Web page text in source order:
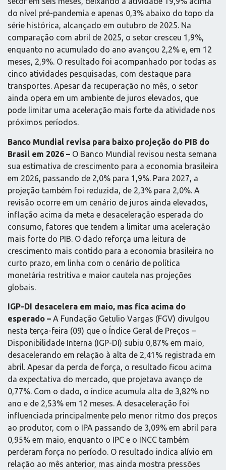
do nível pré-pandemia e apenas 0,3% abaixo do topo da
série histórica, alcançado em outubro de 2025. Na
comparação com abril de 2025, o setor cresceu 1,9%,
enquanto no acumulado do ano avançou 2,2% e, em 12
meses, 2,9%. O resultado foi acompanhado por todas as
cinco atividades pesquisadas, com destaque para
transportes. Apesar da recuperação no mês, o setor
ainda opera em um ambiente de juros elevados, que
pode limitar uma aceleração mais forte da atividade nos
próximos períodos.
Banco Mundial revisa para baixo projeção do PIB do
Brasil em 2026 – O Banco Mundial revisou nesta semana
sua estimativa de crescimento para a economia brasileira
em 2026, passando de 2,0% para 1,9%. Para 2027, a
projeção também foi reduzida, de 2,3% para 2,0%. A
revisão ocorre em um cenário de juros ainda elevados,
inflação acima da meta e desaceleração esperada do
consumo, fatores que tendem a limitar uma aceleração
mais forte do PIB. O dado reforça uma leitura de
crescimento mais contido para a economia brasileira no
curto prazo, em linha com o cenário de política
monetária restritiva e maior cautela nas projeções
globais.
IGP-DI desacelera em maio, mas fica acima do
esperado – A Fundação Getulio Vargas (FGV) divulgou
nesta terça-feira (09) que o Índice Geral de Preços –
Disponibilidade Interna (IGP-DI) subiu 0,87% em maio,
desacelerando em relação à alta de 2,41% registrada em
abril. Apesar da perda de força, o resultado ficou acima
da expectativa do mercado, que projetava avanço de
0,77%. Com o dado, o índice acumula alta de 3,82% no
ano e de 2,53% em 12 meses. A desaceleração foi
influenciada principalmente pelo menor ritmo dos preços
ao produtor, com o IPA passando de 3,09% em abril para
0,95% em maio, enquanto o IPC e o INCC também
perderam força no período. O resultado indica alívio em
relação ao mês anterior, mas ainda mostra pressões